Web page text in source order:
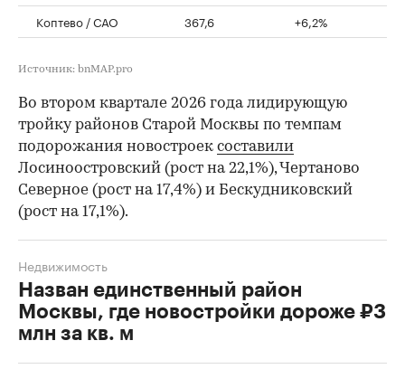
Коптево / САО
367,6 +6,2%
Источник: bnMAP.pro
Во втором квартале 2026 года лидирующую
тройку районов Старой Москвы по темпам
подорожания новостроек составили
Лосиноостровский (рост на 22,1%), Чертаново
Северное (рост на 17,4%) и Бескудниковский
(рост на 17,1%).
Назван единственный район
Москвы, где новостройки дороже ₽3
млн за кв. м
Недвижимость